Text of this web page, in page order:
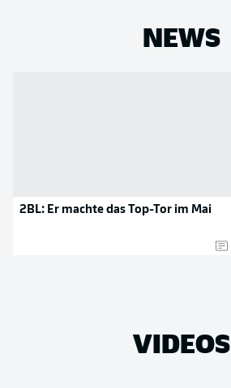
NEWS
2BL: Er machte das Top-Tor im Mai
VIDEOS